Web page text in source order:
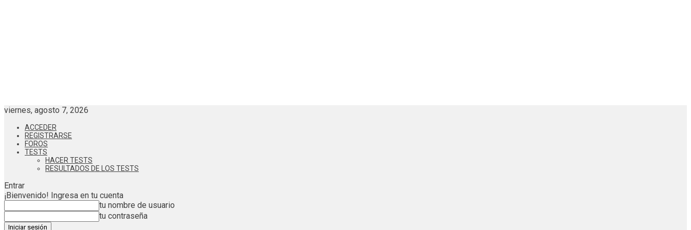
viernes, agosto 7, 2026
ACCEDER
REGISTRARSE
FOROS
TESTS
HACER TESTS
RESULTADOS DE LOS TESTS
Entrar
¡Bienvenido! Ingresa en tu cuenta
tu nombre de usuario
tu contraseña